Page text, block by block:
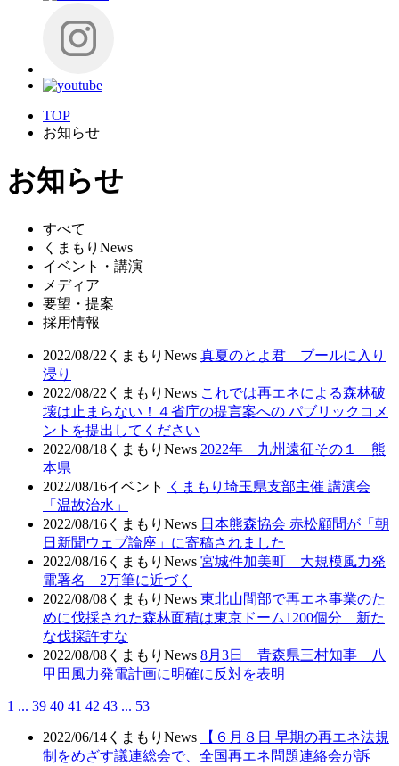
TOP
お知らせ
お知らせ
すべて
くまもりNews
イベント・講演
メディア
要望・提案
採用情報
2022/08/22 くまもりNews 真夏のとよ君 プールに入り
浸り
2022/08/22 くまもりNews これでは再エネによる森林破
壊は止まらない！４省庁の提言案への パブリックコメ
ントを提出してください
2022/08/18 くまもりNews 2022年 九州遠征その１ 熊
本県
2022/08/16イベント
くまもり埼玉県支部主催 講演会
「温故治水」
2022/08/16 くまもりNews 日本熊森協会 赤松顧問が「朝
日新聞ウェブ論座」に寄稿されました
2022/08/16 くまもりNews 宮城件加美町 大規模風力発
電署名 2万筆に近づく
2022/08/08 くまもりNews 東北山間部で再エネ事業のた
めに伐採された森林面積は東京ドーム1200個分 新た
な伐採許すな
2022/08/08 くまもりNews 8月3日 青森県三村知事 八
甲田風力発電計画に明確に反対を表明
1 ... 39 40 41 42 43 ... 53
2022/06/14 くまもりNews
【６月８日 早期の再エネ法規
制をめざす議連総会で、全国再エネ問題連絡会が訴